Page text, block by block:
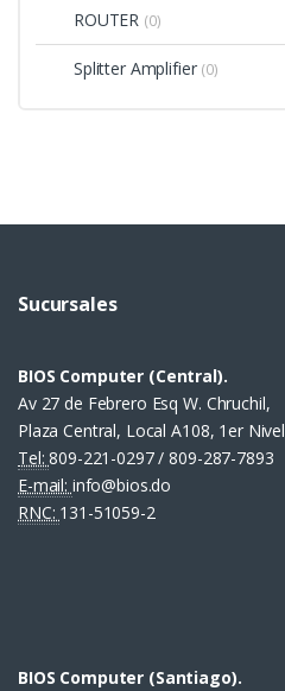
ROUTER (0)
Splitter Amplifier (0)
Sucursales
BIOS Computer (Central).
Av 27 de Febrero Esq W. Chruchil,
Plaza Central, Local A108, 1er Nivel
Tel:809-221-0297 / 809-287-7893
E-mail: info@bios.do
RNC: 131-51059-2
BIOS Computer (Santiago).